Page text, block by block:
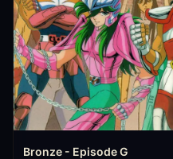
Bronze - Episode G